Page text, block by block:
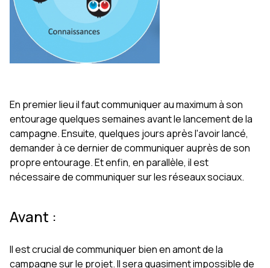
En premier lieu il faut communiquer au maximum à son
entourage quelques semaines avant le lancement de la
campagne. Ensuite, quelques jours après l'avoir lancé,
demander à ce dernier de communiquer auprès de son
propre entourage. Et enfin, en parallèle, il est
nécessaire de communiquer sur les réseaux sociaux.
Avant :
Il est crucial de communiquer bien en amont de la
campagne sur le projet. Il sera quasiment impossible de